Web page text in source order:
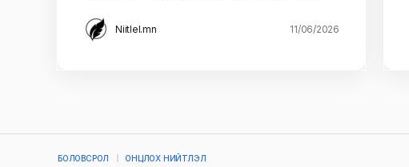
Niitlel.mn 11/06/2026
БОЛОВСРОЛ ОНЦЛОХ НИЙТЛЭЛ